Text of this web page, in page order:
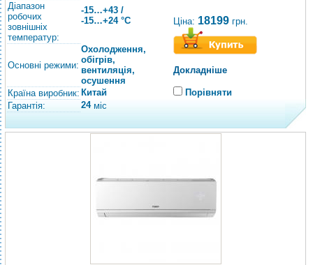
Діапазон
робочих
зовнішніх
температур:
-15…+43 /
-15…+24 °C
Основні режими:
Охолодження,
обігрів,
вентиляція,
осушення
Країна виробник: Китай
Гарантія:
24міс
Ціна: 18199 грн.
Докладніше
Порівняти